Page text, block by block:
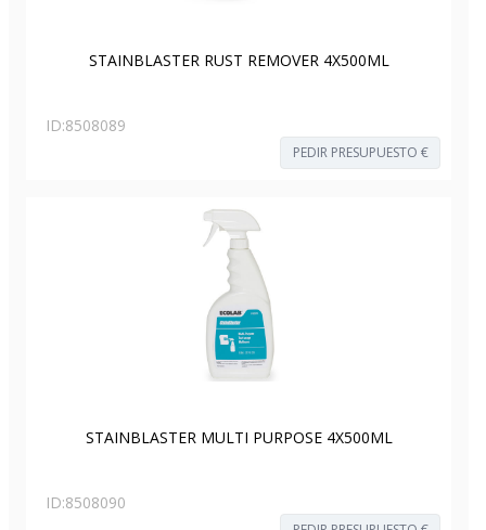
STAINBLASTER RUST REMOVER 4X500ML
ID:8508089
PEDIR PRESUPUESTO €
STAINBLASTER MULTI PURPOSE 4X500ML
ID:8508090